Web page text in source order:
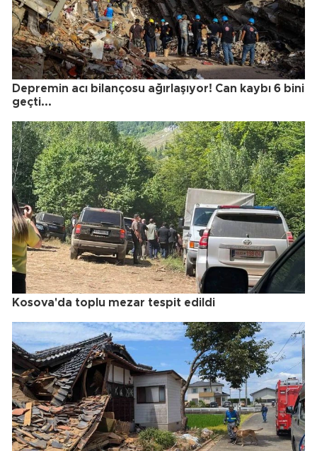
Depremin acı bilançosu ağırlaşıyor! Can kaybı 6 bini
geçti...
Kosova'da toplu mezar tespit edildi